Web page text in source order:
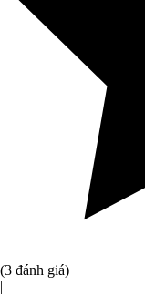
(3 đánh giá)
|